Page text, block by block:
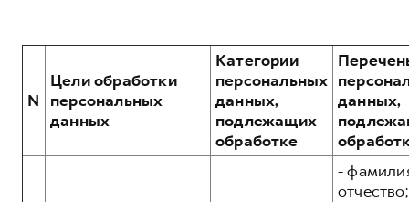
Крупным корпоративным клиентам
Система управления автопарком
Сервис для корпоративных клиентов
Руководства по эксплуатации
Подписки
АКСЕССУАРЫ HAVAL
N
Цели обработки
персональных
данных
Категории
персональных
данных,
подлежащих
обработке
данных,
-
отчество;